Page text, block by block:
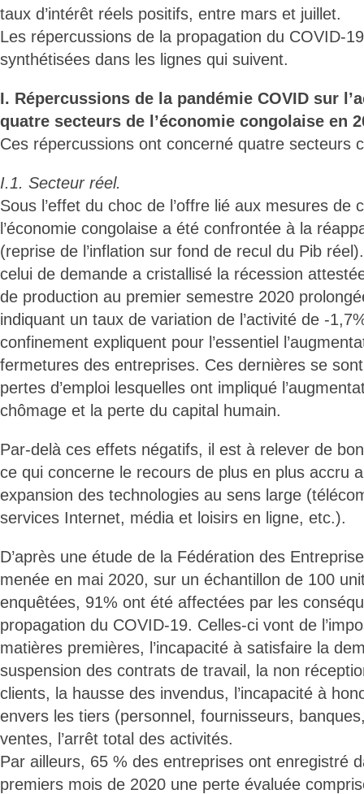
taux d’intérêt réels positifs, entre mars et juillet.
Les répercussions de la propagation du COVID-
synthétisées dans les lignes qui suivent.
I. Répercussions de la pandémie COVID sur
quatre secteurs de l’économie congolaise en
Ces répercussions ont concerné quatre secteurs
I.1. Secteur réel.
Sous l’effet du choc de l’offre lié aux mesures de
l’économie congolaise a été confrontée à la
(reprise de l’inflation sur fond de recul du Pib
celui de demande a cristallisé la récession
de production au premier semestre 2020
indiquant un taux de variation de l’activité de -
confinement expliquent pour l’essentiel
fermetures des entreprises. Ces dernières se
pertes d’emploi lesquelles ont impliqué
chômage et la perte du capital humain.
Par-delà ces effets négatifs, il est à relever de
ce qui concerne le recours de plus en plus accru
expansion des technologies au sens large
services Internet, média et loisirs en ligne, etc.).
D’après une étude de la Fédération des
menée en mai 2020, sur un échantillon de 100
enquêtées, 91% ont été affectées par les
propagation du COVID-19. Celles-ci vont de
matières premières, l’incapacité à satisfaire la
suspension des contrats de travail, la non
clients, la hausse des invendus, l’incapacité à
envers les tiers (personnel, fournisseurs,
ventes, l’arrêt total des activités.
Par ailleurs, 65 % des entreprises ont enregistré
premiers mois de 2020 une perte évaluée